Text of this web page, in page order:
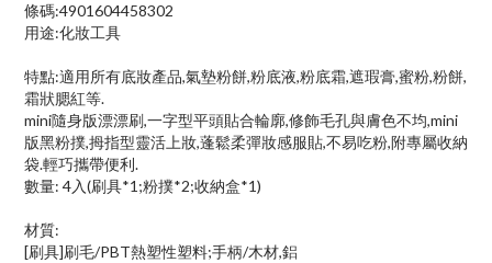
條碼:4901604458302
用途:化妝工具
特點:適用所有底妝產品,氣墊粉餅,粉底液,粉底霜,遮瑕膏,蜜粉,粉餅,
霜狀腮紅等.
mini隨身版漂漂刷,一字型平頭貼合輪廓,修飾毛孔與膚色不均,mini
版黑粉撲,拇指型靈活上妝,蓬鬆柔彈妝感服貼,不易吃粉,附專屬收納
袋.輕巧攜帶便利.
數量: 4入(刷具*1;粉撲*2;收納盒*1)
材質:
[刷具]刷毛/PBT熱塑性塑料;手柄/木材,鋁